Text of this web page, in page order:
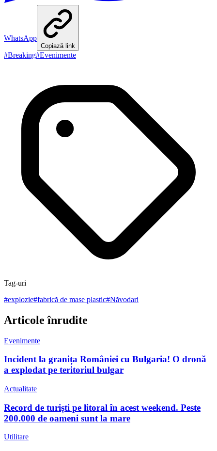
WhatsApp
Copiază link
#Breaking#Evenimente
Tag-uri
#explozie#fabrică de mase plastic#Năvodari
Articole înrudite
Evenimente
Incident la granița României cu Bulgaria! O dronă
a explodat pe teritoriul bulgar
Actualitate
Record de turiști pe litoral în acest weekend. Peste
200.000 de oameni sunt la mare
Utilitare